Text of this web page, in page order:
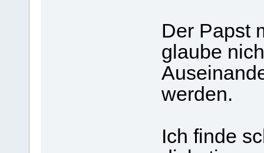
Der Papst
glaube
werden.
Ich finde